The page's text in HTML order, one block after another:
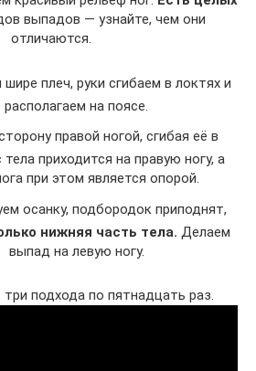
выпадов — узнайте, чем они
отличаются.
плеч, руки сгибаем в локтях и
располагаем на поясе.
правой ногой, сгибая её в
тела приходится на правую ногу, а
при этом является опорой.
осанку, подбородок приподнят,
нижняя часть тела. Делаем
выпад на левую ногу.
подхода по пятнадцать раз.